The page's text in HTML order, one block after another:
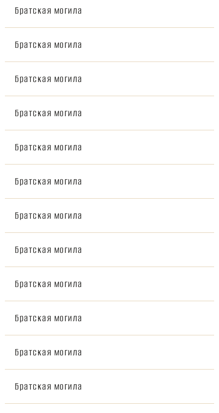
Братская могила
Братская могила
Братская могила
Братская могила
Братская могила
Братская могила
Братская могила
Братская могила
Братская могила
Братская могила
Братская могила
Братская могила